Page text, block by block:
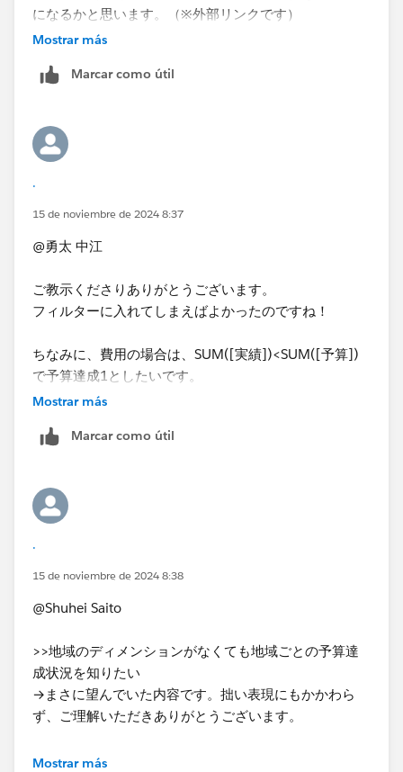
ごとの予算達成状況が分かりますので、あとはゼロ以上
の地域の数を数えてテキスト表示します。
になるかと思います。（※外部リンクです）
Tableau 8つのハードルを越える㉜「LOD計算 その
また余談ですが、真偽値を数値に​変えたいときはINT関
数を掛けると真（TRUE）は1に、偽（FALSE）は0にな
ります。
Mostrar más
Marcar como útil
.
15 de noviembre de 2024 8:37
@勇太 中江
ご教示くださりありがとうございます。
フィルターに入れてしまえばよかったのですね！
ちなみに、費用の場合は、SUM([実績])<SUM([予算])
で予算達成1としたいです。
Saitoさんの式を参考に作成したところ、真偽判定の式
SUM([実績])>=SUM([予算]),
SUM([実績])<=SUM([予算]))
後学のために、1,0を返す式（AND？）にするにはどう
すればよいかご教示いただけますと幸いです。
Mostrar más
Marcar como útil
.
15 de noviembre de 2024 8:38
@Shuhei Saito
>>地域のディメンションがなくても地域ごとの予算達
成状況を知りたい
→まさに望んでいた内容です。拙い表現にもかかわら
ず、ご理解いただきありがとうございます。
[売上費用区分]が文字列Abcなので、MINは数値だから
Mostrar más